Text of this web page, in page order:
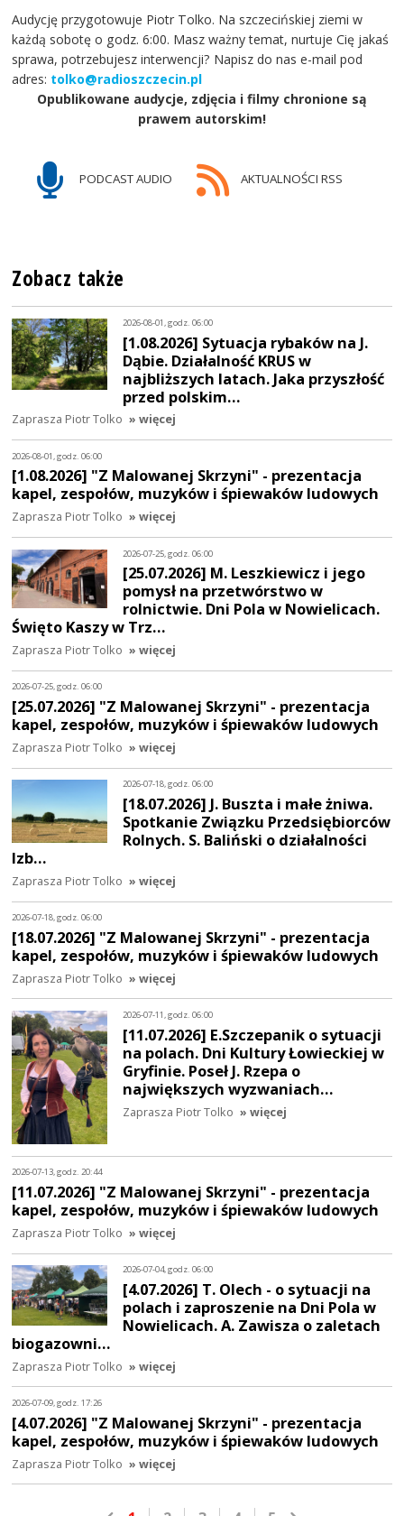
Audycję przygotowuje Piotr Tolko. Na szczecińskiej ziemi w
każdą sobotę o godz. 6:00. Masz ważny temat, nurtuje Cię jakaś
sprawa, potrzebujesz interwencji? Napisz do nas e-mail pod
adres: tolko@radioszczecin.pl
Opublikowane audycje, zdjęcia i filmy chronione są
prawem autorskim!
PODCAST AUDIO AKTUALNOŚCI RSS
Zobacz także
2026-08-01, godz. 06:00
[1.08.2026] Sytuacja rybaków na J.
Dąbie. Działalność KRUS w
najbliższych latach. Jaka przyszłość
przed polskim…
Zaprasza Piotr Tolko » więcej
2026-08-01, godz. 06:00
[1.08.2026] "Z Malowanej Skrzyni" - prezentacja
kapel, zespołów, muzyków i śpiewaków ludowych
Zaprasza Piotr Tolko » więcej
2026-07-25, godz. 06:00
[25.07.2026] M. Leszkiewicz i jego
pomysł na przetwórstwo w
rolnictwie. Dni Pola w Nowielicach.
Święto Kaszy w Trz…
Zaprasza Piotr Tolko » więcej
2026-07-25, godz. 06:00
[25.07.2026] "Z Malowanej Skrzyni" - prezentacja
kapel, zespołów, muzyków i śpiewaków ludowych
Zaprasza Piotr Tolko » więcej
2026-07-18, godz. 06:00
[18.07.2026] J. Buszta i małe żniwa.
Spotkanie Związku Przedsiębiorców
Rolnych. S. Baliński o działalności
Izb…
Zaprasza Piotr Tolko » więcej
2026-07-18, godz. 06:00
[18.07.2026] "Z Malowanej Skrzyni" - prezentacja
kapel, zespołów, muzyków i śpiewaków ludowych
Zaprasza Piotr Tolko » więcej
2026-07-11, godz. 06:00
[11.07.2026] E.Szczepanik o sytuacji
na polach. Dni Kultury Łowieckiej w
Gryfinie. Poseł J. Rzepa o
największych wyzwaniach…
Zaprasza Piotr Tolko » więcej
2026-07-13, godz. 20:44
[11.07.2026] "Z Malowanej Skrzyni" - prezentacja
kapel, zespołów, muzyków i śpiewaków ludowych
Zaprasza Piotr Tolko » więcej
2026-07-04, godz. 06:00
[4.07.2026] T. Olech - o sytuacji na
polach i zaproszenie na Dni Pola w
Nowielicach. A. Zawisza o zaletach
biogazowni…
Zaprasza Piotr Tolko » więcej
2026-07-09, godz. 17:26
[4.07.2026] "Z Malowanej Skrzyni" - prezentacja
kapel, zespołów, muzyków i śpiewaków ludowych
Zaprasza Piotr Tolko » więcej